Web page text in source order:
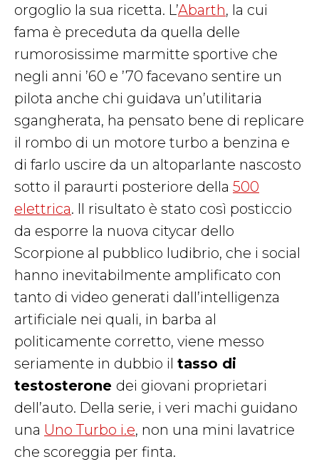
orgoglio la sua ricetta. L’Abarth, la cui
fama è preceduta da quella delle
rumorosissime marmitte sportive che
negli anni ’60 e ’70 facevano sentire un
pilota anche chi guidava un’utilitaria
sgangherata, ha pensato bene di replicare
il rombo di un motore turbo a benzina e
di farlo uscire da un altoparlante nascosto
sotto il paraurti posteriore della 500
elettrica. Il risultato è stato così posticcio
da esporre la nuova citycar dello
Scorpione al pubblico ludibrio, che i social
hanno inevitabilmente amplificato con
tanto di video generati dall’intelligenza
artificiale nei quali, in barba al
politicamente corretto, viene messo
seriamente in dubbio il tasso di
testosterone dei giovani proprietari
dell’auto. Della serie, i veri machi guidano
una Uno Turbo i.e, non una mini lavatrice
che scoreggia per finta.